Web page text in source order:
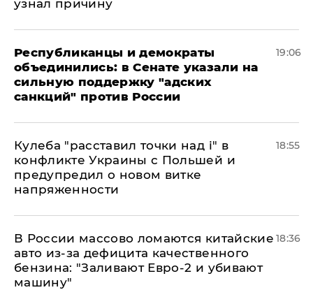
узнал причину
Республиканцы и демократы
объединились: в Сенате указали на
сильную поддержку "адских
санкций" против России
19:06
Кулеба "расставил точки над і" в
конфликте Украины с Польшей и
предупредил о новом витке
напряженности
18:55
В России массово ломаются китайские
авто из-за дефицита качественного
бензина: "Заливают Евро-2 и убивают
машину"
18:36